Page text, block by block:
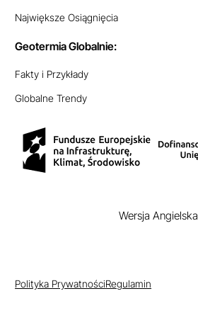
Największe Osiągnięcia
Geotermia Globalnie:
Fakty i Przykłady
Globalne Trendy
Wersja Angielska
Polityka PrywatnościRegulamin